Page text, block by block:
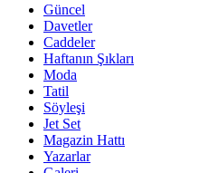
Güncel
Davetler
Caddeler
Haftanın Şıkları
Moda
Tatil
Söyleşi
Jet Set
Magazin Hattı
Yazarlar